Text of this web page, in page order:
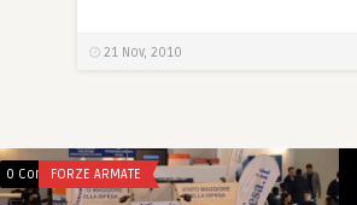
21 Nov, 2010
0 CommentsFORZE ARMATE